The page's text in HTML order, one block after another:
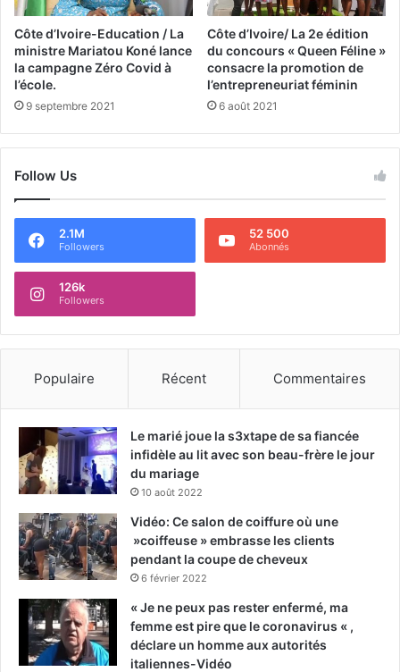
Côte d’Ivoire-Education / La
ministre Mariatou Koné lance
la campagne Zéro Covid à
l’école.
9 septembre 2021
Côte d’Ivoire/ La 2e édition
du concours « Queen Féline »
consacre la promotion de
l’entrepreneuriat féminin
6 août 2021
Follow Us
2.1M
Followers
52 500
Abonnés
126k
Followers
Populaire Récent Commentaires
Le marié joue la s3xtape de sa fiancée
infidèle au lit avec son beau-frère le jour
du mariage
10 août 2022
Vidéo: Ce salon de coiffure où une
»coiffeuse » embrasse les clients
pendant la coupe de cheveux
6 février 2022
« Je ne peux pas rester enfermé, ma
femme est pire que le coronavirus « ,
déclare un homme aux autorités
italiennes-Vidéo